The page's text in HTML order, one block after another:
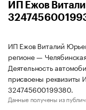
ИП Ежов
ИП Ежов Виталий
регионе —
Деятельность
присвоены
324745600199380.
Данные получены из